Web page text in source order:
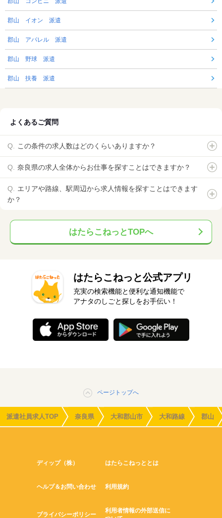
郡山 イオン 派遣
郡山 アパレル 派遣
郡山 野球 派遣
郡山 扶養 派遣
よくあるご質問
この条件の求人数はどのくらいありますか？
奈良県の求人全体からお仕事を探すことはできますか？
エリアや路線、駅周辺から求人情報を探すことはできます
か？
はたらこねっとTOPへ
はたらこねっと公式アプリ
充実の検索機能と便利な通知機能で
アナタのしごと探しをお手伝い！
ページトップへ
派遣社員求人TOP 奈良県 大和郡山市 大和路線 郡山
ディップ（株） はたらこねっととは
ヘルプ＆お問い合わせ 利用規約
プライバシーポリシー
利用者情報の外部送信に